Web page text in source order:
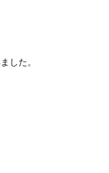
した。